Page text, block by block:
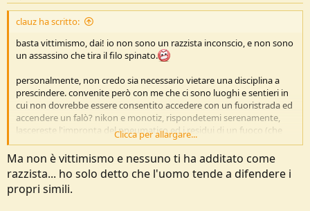
clauz ha scritto:
basta vittimismo, dai! io non sono un razzista inconscio, e non sono
un assassino che tira il filo spinato.
personalmente, non credo sia necessario vietare una disciplina a
prescindere. convenite però con me che ci sono luoghi e sentieri in
cui non dovrebbe essere consentito accedere con un fuoristrada ed
accendere un falò? nikon e monotiz, rispondetemi serenamente,
lascereste l'impronta del pneumatico ed i residui di un fuoco (che
può essere acceso anche da un trekker!) in qualsiasi zona delle
montagne italiane?
Clicca per allargare...
Ma non è vittimismo e nessuno ti ha additato come
razzista... ho solo detto che l'uomo tende a difendere i
propri simili.